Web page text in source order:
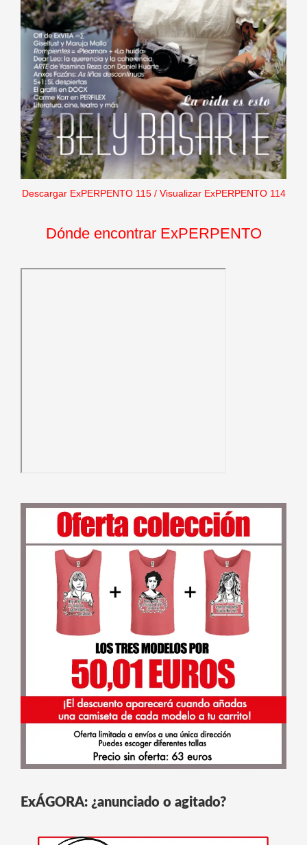
Descargar ExPERPENTO 115/ Visualizar ExPERPENTO 114
Dónde encontrar ExPERPENTO
ExÁGORA: ¿anunciado o agitado?